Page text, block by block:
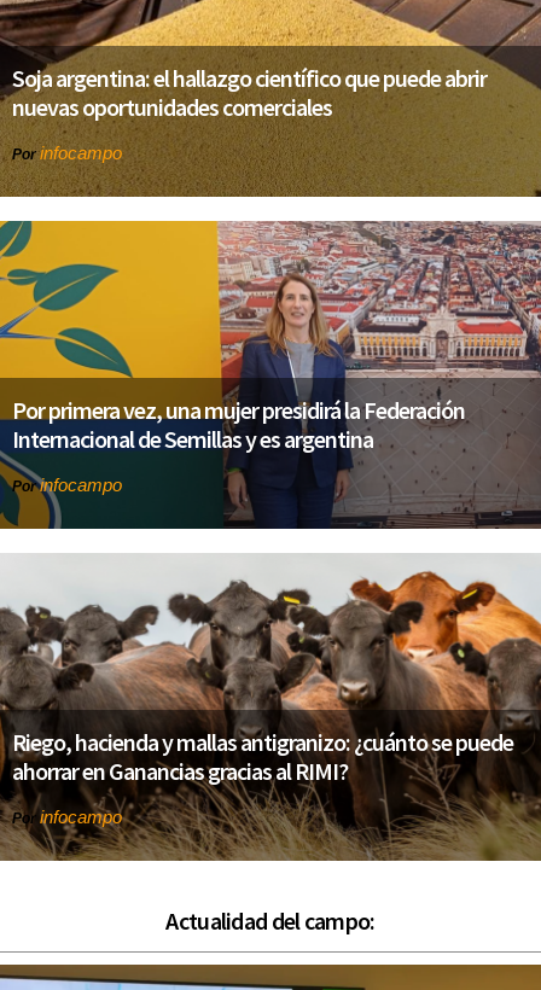
Soja argentina: el hallazgo científico que puede abrir
nuevas oportunidades comerciales
Porinfocampo
Por primera vez, una mujer presidirá la Federación
Internacional de Semillas y es argentina
Porinfocampo
Riego, hacienda y mallas antigranizo: ¿cuánto se puede
ahorrar en Ganancias gracias al RIMI?
Por infocampo
Actualidad del campo: